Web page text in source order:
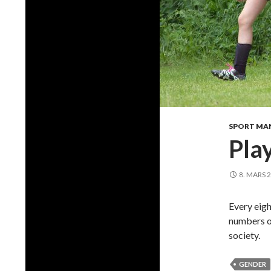
SPORT
8. MARS
Every
numbers
society.
GENDER